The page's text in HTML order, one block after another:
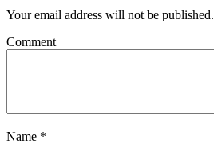
Your email address will not be published.
Comment
Name *